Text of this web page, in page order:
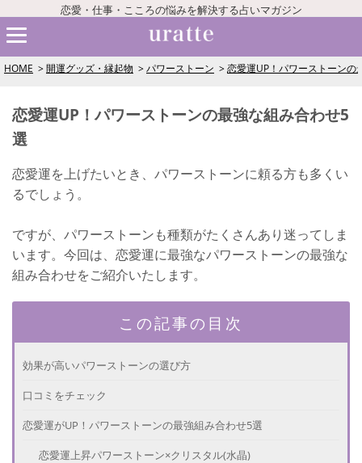
恋愛・仕事・こころの悩みを解決する占いマガジン
HOME 開運グッズ・縁起物 パワーストーン 恋愛運UP！パワーストーンの
恋愛運UP！パワーストーンの最強な組み合わせ5
選
恋愛運を上げたいとき、パワーストーンに頼る方も多くい
るでしょう。
ですが、パワーストーンも種類がたくさんあり迷ってしま
います。今回は、恋愛運に最強なパワーストーンの最強な
組み合わせをご紹介いたします。
この記事の目次
効果が高いパワーストーンの選び方
口コミをチェック
恋愛運がUP！パワーストーンの最強組み合わせ5選
恋愛運上昇パワーストーン×クリスタル(水晶)